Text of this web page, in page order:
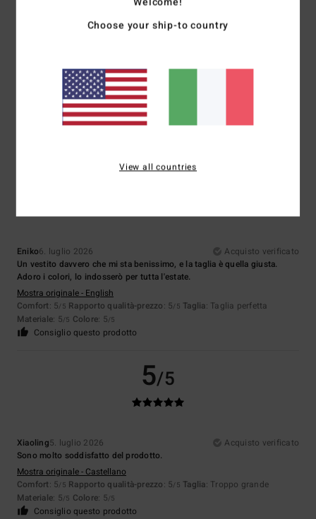
Taglia
Materiale
Colore
5
Eniko6. luglio 2026
Acquisto verificato
Un vestito davvero che mi sta benissimo, e la taglia è quella giusta.
Adoro i colori, lo indosserò per tutta l'estate.
Mostra originale - English
Comfort: 5/5 Rapporto qualità-prezzo: 5/5 Taglia: Taglia perfetta
Materiale: 5/5 Colore: 5/5
Consiglio questo prodotto
5/5
Xiaoling5. luglio 2026
Acquisto verificato
Sono molto soddisfatto del prodotto.
Mostra originale - Castellano
Comfort: 5/5 Rapporto qualità-prezzo: 5/5 Taglia: Troppo grande
Materiale: 5/5 Colore: 5/5
Consiglio questo prodotto
Choose your ship-to country
View all countries